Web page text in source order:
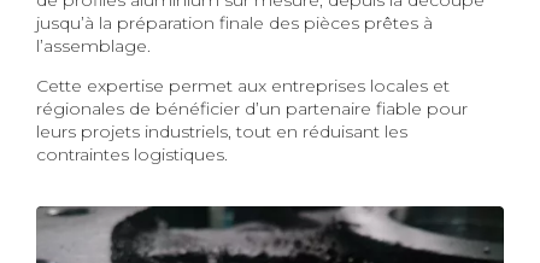
jusqu’à la préparation finale des pièces prêtes à
l’assemblage.
Cette expertise permet aux entreprises locales et
régionales de bénéficier d’un partenaire fiable pour
leurs projets industriels, tout en réduisant les
contraintes logistiques.